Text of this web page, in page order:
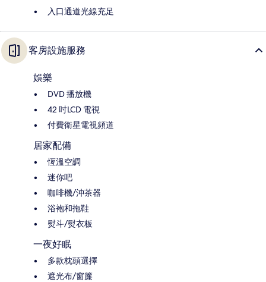
入口通道光線充足
客房設施服務
娛樂
DVD 播放機
42 吋LCD 電視
付費衛星電視頻道
居家配備
恆溫空調
迷你吧
咖啡機/沖茶器
浴袍和拖鞋
熨斗/熨衣板
一夜好眠
多款枕頭選擇
遮光布/窗簾